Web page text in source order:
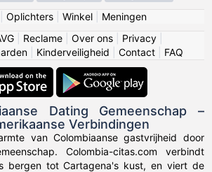
Oplichters| Winkel| Meningen
Reclame Over ons Privacy
Kinderveiligheid Contact FAQ
Dating Gemeenschap –
Verbindingen
van Colombiaanse gastvrijheid door
Colombia-citas.com verbindt
bergen tot Cartagena's kust, en viert de